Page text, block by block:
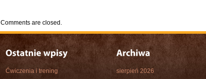
Comments are closed.
Ćwiczenia i trening
sierpień 2026